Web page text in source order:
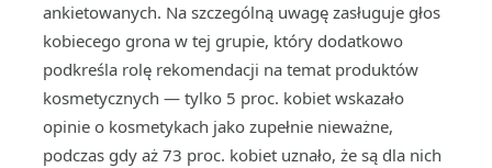
ankietowanych. Na szczególną uwagę zasługuje głos
kobiecego grona w tej grupie, który dodatkowo
podkreśla rolę rekomendacji na temat produktów
kosmetycznych — tylko 5 proc. kobiet wskazało
opinie o kosmetykach jako zupełnie nieważne,
podczas gdy aż 73 proc. kobiet uznało, że są dla nich